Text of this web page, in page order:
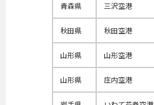
青森県 三沢空港
秋田県 秋田空港
山形県 山形空港
山形県 庄内空港